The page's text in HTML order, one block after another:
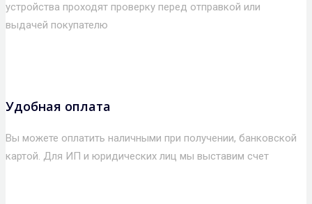
устройства проходят проверку перед отправкой или
выдачей покупателю
Удобная оплата
Вы можете оплатить наличными при получении, банковской
картой. Для ИП и юридических лиц мы выставим счет